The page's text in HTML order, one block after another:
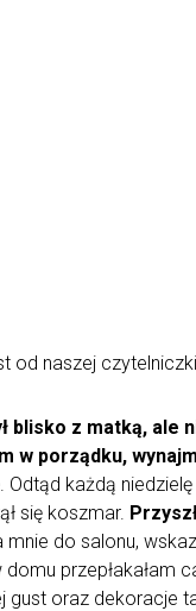
od naszej
blisko z matką, ale
w porządku,
Odtąd każdą
się koszmar.
mnie do salonu,
domu przepłakałam
oraz dekoracje